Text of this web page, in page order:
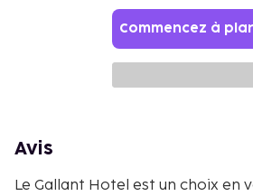
Commencez à
Avis
Le Gallant Hotel est un choix en